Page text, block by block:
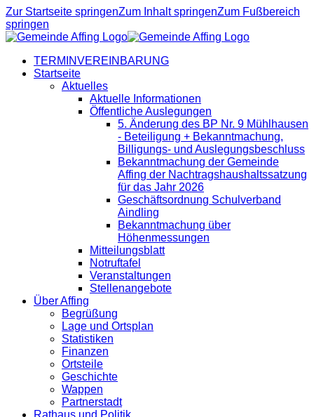
Zur Startseite springenZum Inhalt springenZum Fußbereich
springen
TERMINVEREINBARUNG
Startseite
Aktuelles
Aktuelle Informationen
Öffentliche Auslegungen
5. Änderung des BP Nr. 9 Mühlhausen
- Beteiligung + Bekanntmachung,
Billigungs- und Auslegungsbeschluss
Bekanntmachung der Gemeinde
Affing der Nachtragshaushaltssatzung
für das Jahr 2026
Geschäftsordnung Schulverband
Aindling
Bekanntmachung über
Höhenmessungen
Mitteilungsblatt
Notruftafel
Veranstaltungen
Stellenangebote
Über Affing
Begrüßung
Lage und Ortsplan
Statistiken
Finanzen
Ortsteile
Geschichte
Wappen
Partnerstadt
Rathaus und Politik